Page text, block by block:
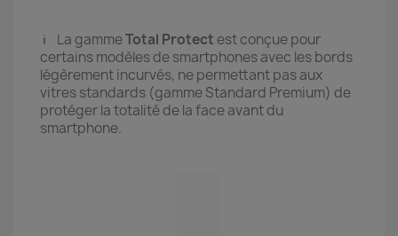
ℹ️ La gammeTotal Protect est conçue pour
certains modèles de smartphones avec les bords
légèrement incurvés, ne permettant pas aux
vitres standards (gamme Standard Premium) de
protéger la totalité de la face avant du
smartphone.